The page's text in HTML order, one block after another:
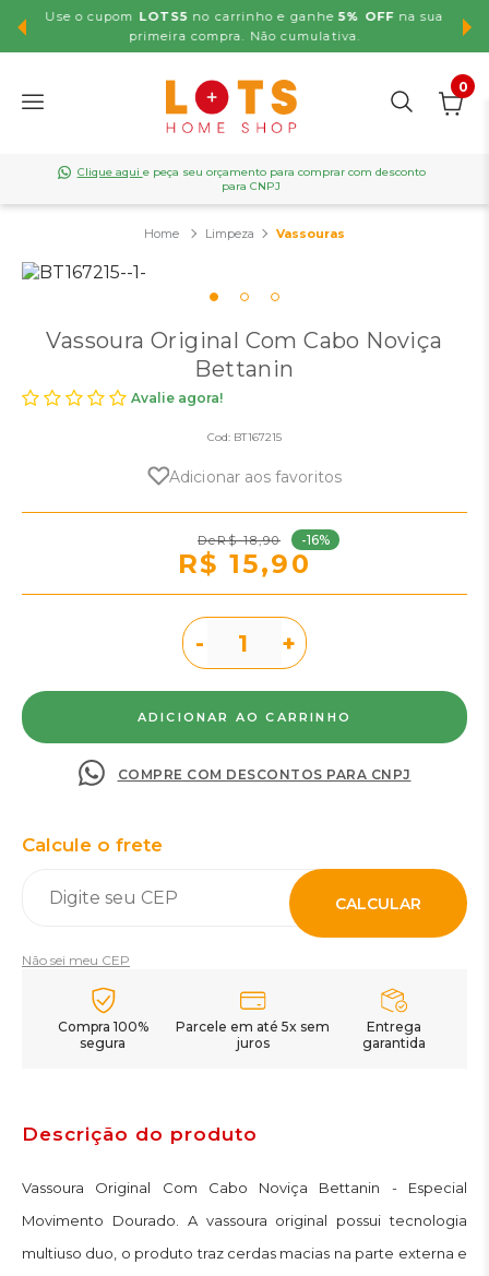
Use o cupom LOTS5 no carrinho e ganhe5% OFFna sua
primeira compra. Não cumulativa.
0
Clique aqui e peça seu orçamento para comprar com desconto
para CNPJ
Limpeza Vassouras
Vassoura Original Com Cabo Noviça
Bettanin
Avalie agora!
Cod: BT167215
Adicionar aos favoritos
R$ 18,90 -16%
R$ 15,90
- +
COMPRE COM DESCONTOS PARA CNPJ
Calcule o frete
CALCULAR
Não sei meu CEP
Compra 100%
segura
Parcele em até 5x sem
juros
Entrega
garantida
Descrição do produto
Vassoura Original Com Cabo Noviça Bettanin - Especial
Movimento Dourado. A vassoura original possui tecnologia
multiuso duo, o produto traz cerdas macias na parte externa e